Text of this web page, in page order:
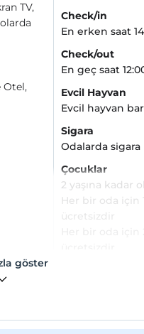
TV,
Otel,
Check/in
En erken saat
Check/out
En geç saat
Evcil Hayvan
Evcil hayvan
Sigara
Odalarda
Çocuklar
2 yaşına kadar
Her bir oda için
ücretsizdir
göster